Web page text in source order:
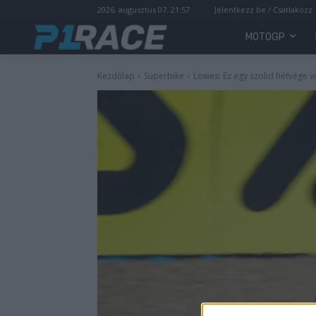
2026. augusztus 07. 21:57 Jelentkezz be / Csatlakozz
MOTOGP
Kezdőlap Superbike Lowes: Ez egy szolid hétvége